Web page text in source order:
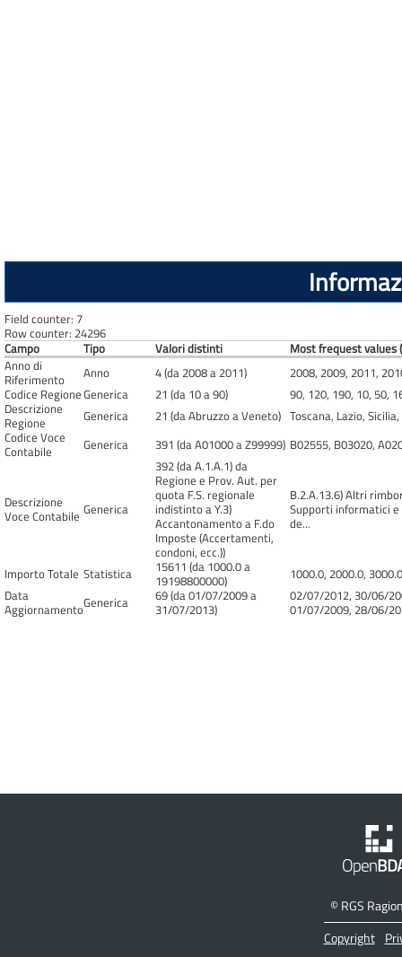
Field counter: 7
Row counter: 24296
Campo
Tipo Valori distinti
Most frequest values
Anno di
Riferimento
Anno 4 (da 2008 a 2011)
2008, 2009, 2011,
Codice RegioneGenerica 21 (da 10 a 90)
90, 120, 190, 10, 50,
Descrizione
Regione
Generica 21 (da Abruzzo a Veneto) Toscana, Lazio,
Codice Voce
Contabile
Generica 391 (da A01000 a Z99999) B02555, B03020,
Descrizione
Voce Contabile Generica
392 (da A.1.A.1) da
Regione e Prov. Aut. per
quota F.S. regionale
indistinto a Y.3)
Accantonamento a F.do
Imposte (Accertamenti,
condoni, ecc.))
B.2.A.13.6) Altri
Supporti informatici e
de...
Importo Totale Statistica
15611 (da 1000.0 a
19198800000)
1000.0, 2000.0,
Data
AggiornamentoGenerica
69 (da 01/07/2009 a
31/07/2013)
02/07/2012, 30/06/
01/07/2009, 28/06/
©RGS
Copyright